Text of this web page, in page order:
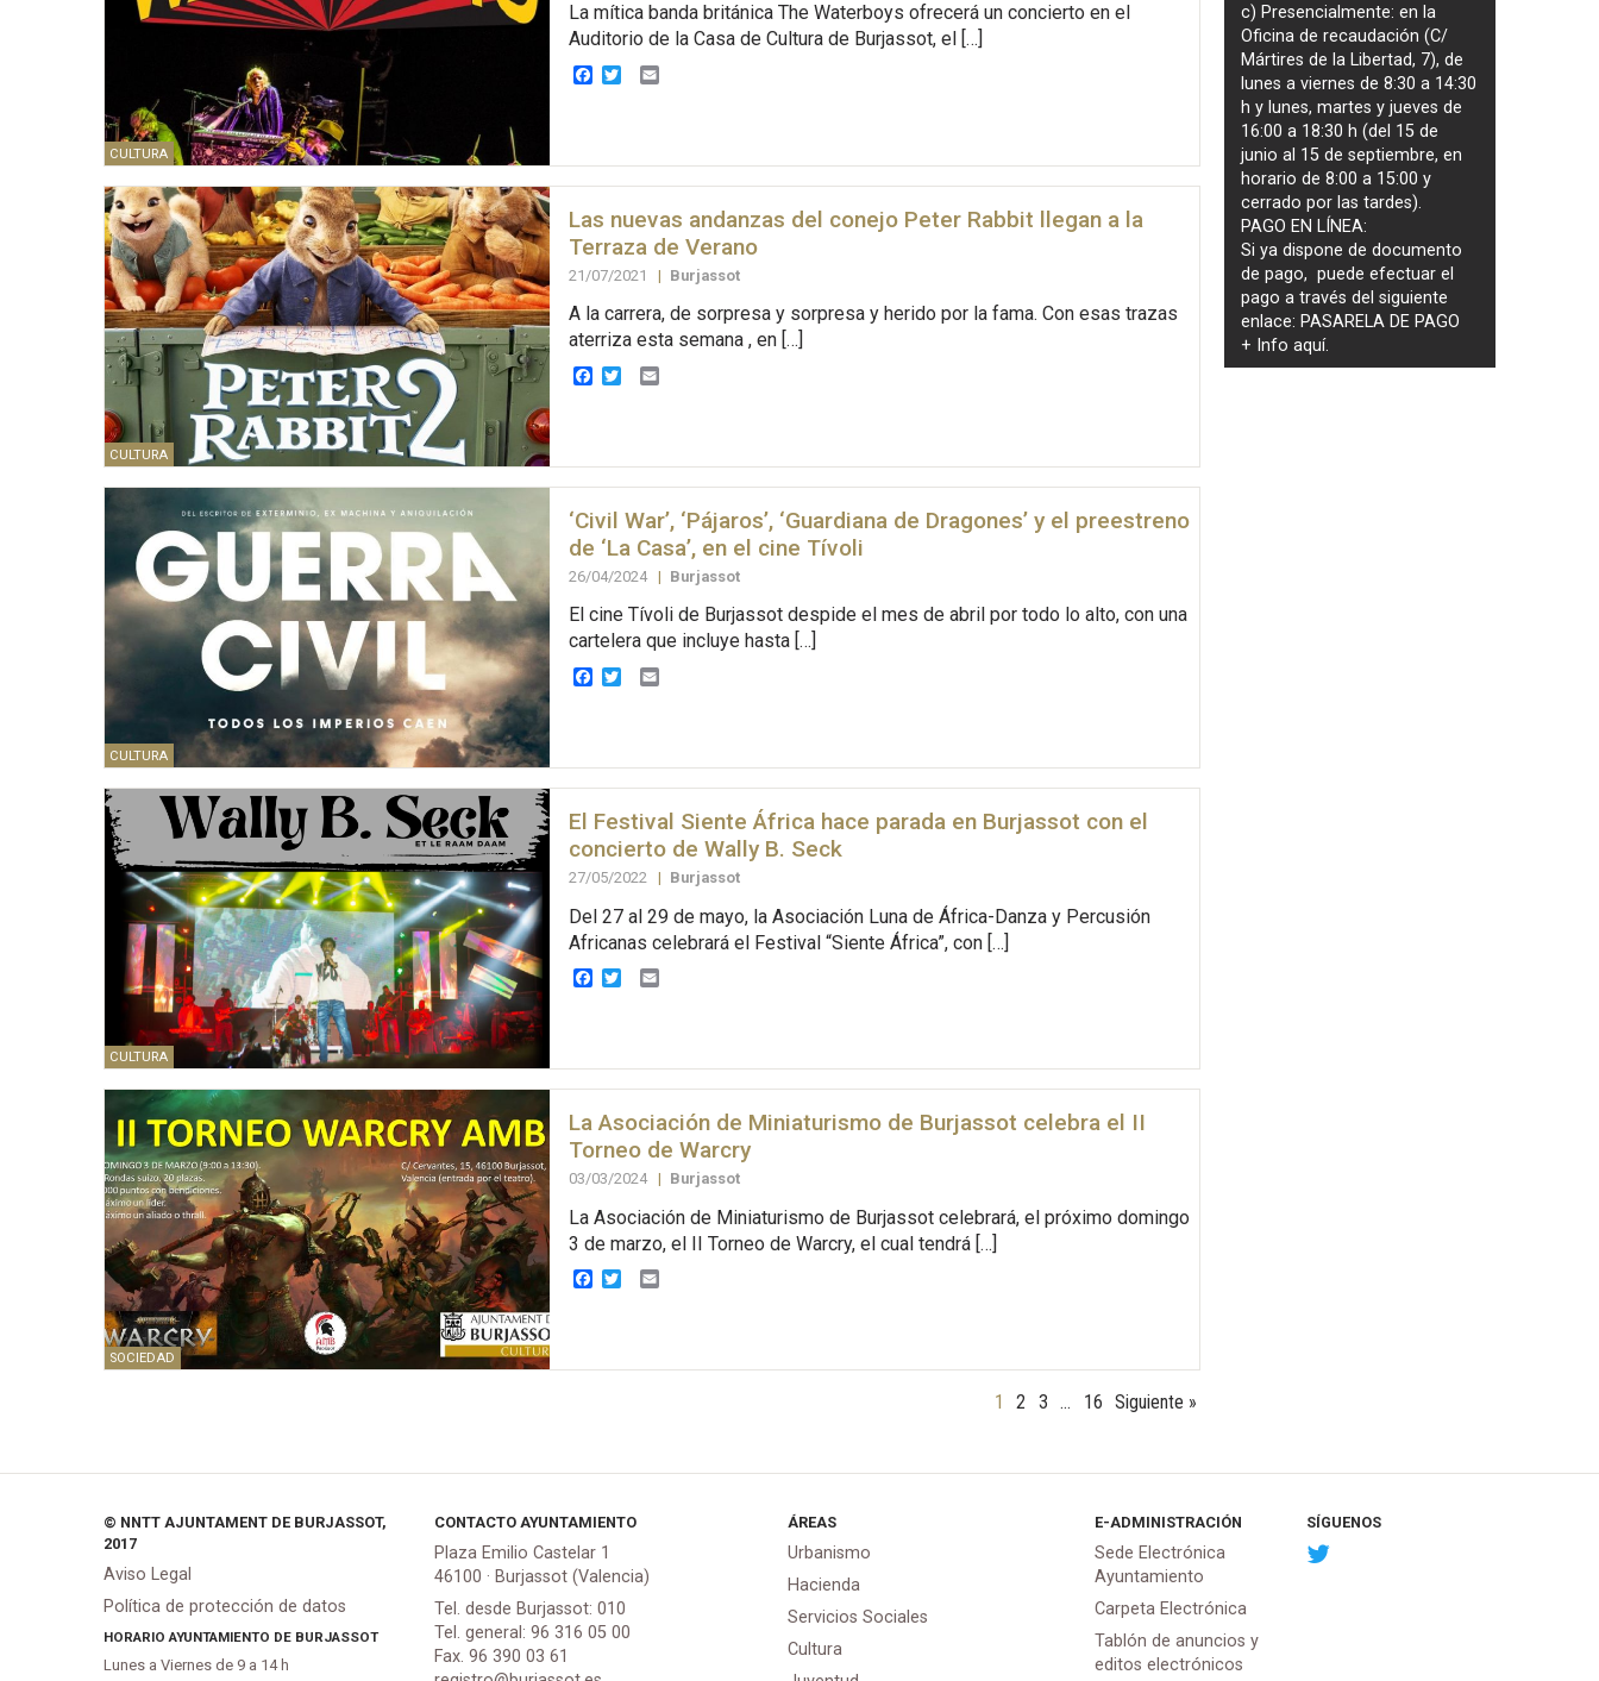
CULTURA
La mítica banda británica The Waterboys ofrecerá un concierto en el
Auditorio de la Casa de Cultura de Burjassot, el […]
Facebook
TwitterEmail
CULTURA
Las nuevas andanzas del conejo Peter Rabbit llegan a la
Terraza de Verano
21/07/2021 | Burjassot
A la carrera, de sorpresa y sorpresa y herido por la fama. Con esas trazas
aterriza esta semana , en […]
Facebook
TwitterEmail
CULTURA
‘Civil War’, ‘Pájaros’, ‘Guardiana de Dragones’ y el preestreno
de ‘La Casa’, en el cine Tívoli
26/04/2024 | Burjassot
El cine Tívoli de Burjassot despide el mes de abril por todo lo alto, con una
cartelera que incluye hasta […]
Facebook
TwitterEmail
CULTURA
El Festival Siente África hace parada en Burjassot con el
concierto de Wally B. Seck
27/05/2022 | Burjassot
Del 27 al 29 de mayo, la Asociación Luna de África-Danza y Percusión
Africanas celebrará el Festival “Siente África”, con […]
Facebook
TwitterEmail
SOCIEDAD
La Asociación de Miniaturismo de Burjassot celebra el II
Torneo de Warcry
03/03/2024 | Burjassot
La Asociación de Miniaturismo de Burjassot celebrará, el próximo domingo
3 de marzo, el II Torneo de Warcry, el cual tendrá […]
Facebook
TwitterEmail
1 2 3 … 16 Siguiente »
c) Presencialmente: en la
Oficina de recaudación (C/
Mártires de la Libertad, 7), de
lunes a viernes de 8:30 a 14:30
h y lunes, martes y jueves de
16:00 a 18:30 h (del 15 de
junio al 15 de septiembre, en
horario de 8:00 a 15:00 y
cerrado por las tardes).
PAGO EN LÍNEA:
Si ya dispone de documento
de pago, puede efectuar el
pago a través del siguiente
enlace: PASARELA DE PAGO
+ Infoaquí.
© NNTT AJUNTAMENT DE BURJASSOT,
2017
Aviso Legal
Política de protección de datos
HORARIO AYUNTAMIENTO DE BURJASSOT
Lunes a Viernes de 9 a 14 h
CONTACTO AYUNTAMIENTO
Plaza Emilio Castelar 1
46100 · Burjassot (Valencia)
Tel. desde Burjassot: 010
Tel. general: 96 316 05 00
Fax. 96 390 03 61
ÁREAS
Urbanismo
Hacienda
Servicios Sociales
Cultura
E-ADMINISTRACIÓN
Sede Electrónica
Ayuntamiento
Carpeta Electrónica
Tablón de anuncios y
editos electrónicos
SÍGUENOS